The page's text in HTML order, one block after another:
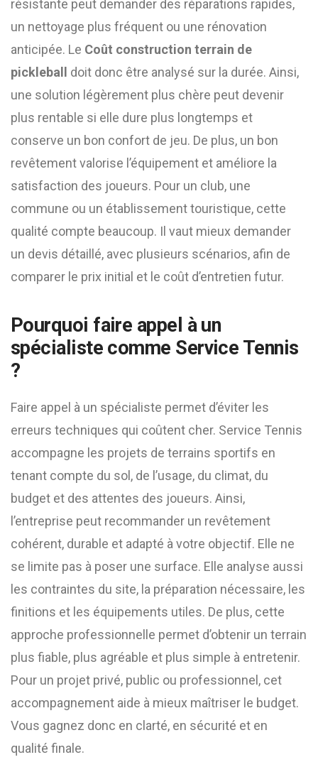
résistante peut demander des réparations rapides,
un nettoyage plus fréquent ou une rénovation
anticipée. Le Coût construction terrain de
pickleball
doit donc être analysé sur la durée. Ainsi,
une solution légèrement plus chère peut devenir
plus rentable si elle dure plus longtemps et
conserve un bon confort de jeu. De plus, un bon
revêtement valorise l’équipement et améliore la
satisfaction des joueurs. Pour un club, une
commune ou un établissement touristique, cette
qualité compte beaucoup. Il vaut mieux demander
un devis détaillé, avec plusieurs scénarios, afin de
comparer le prix initial et le coût d’entretien futur.
Pourquoi faire appel à un
spécialiste comme Service Tennis
?
Faire appel à un spécialiste permet d’éviter les
erreurs techniques qui coûtent cher. Service Tennis
accompagne les projets de terrains sportifs en
tenant compte du sol, de l’usage, du climat, du
budget et des attentes des joueurs. Ainsi,
l’entreprise peut recommander un revêtement
cohérent, durable et adapté à votre objectif. Elle ne
se limite pas à poser une surface. Elle analyse aussi
les contraintes du site, la préparation nécessaire, les
finitions et les équipements utiles. De plus, cette
approche professionnelle permet d’obtenir un terrain
plus fiable, plus agréable et plus simple à entretenir.
Pour un projet privé, public ou professionnel, cet
accompagnement aide à mieux maîtriser le budget.
Vous gagnez donc en clarté, en sécurité et en
qualité finale.